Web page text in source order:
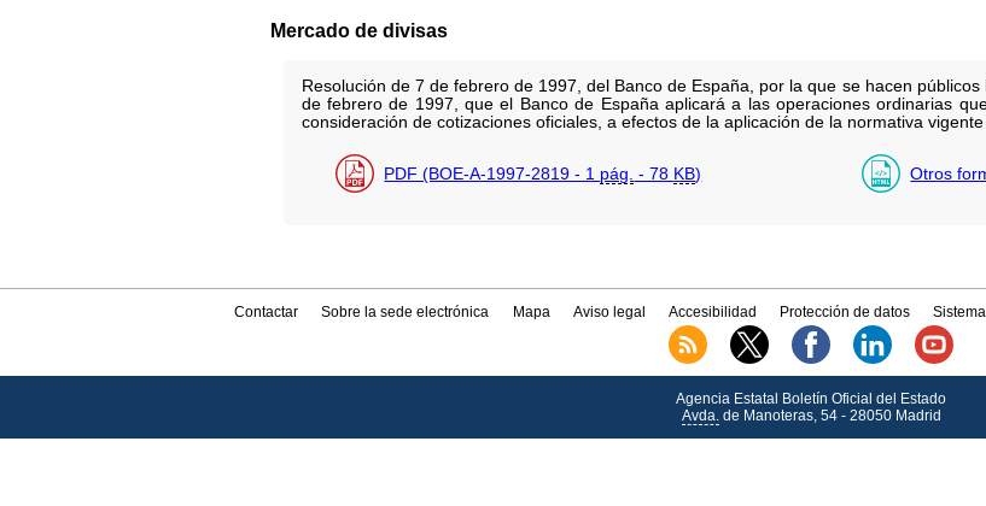
Mercado de divisas
Resolución de 7 de febrero de 1997, del Banco de España, por la que se hacen
de febrero de 1997, que el Banco de España aplicará a las operaciones ordinarias
consideración de cotizaciones oficiales, a efectos de la aplicación de la normativa
PDF (BOE-A-1997-2819 - 1 pág. - 78 KB) Otros
Contactar Sobre la sede electrónica Mapa Aviso legal Accesibilidad Protección de datos
Agencia Estatal Boletín Oficial del Estado
Avda. de Manoteras, 54 - 28050 Madrid